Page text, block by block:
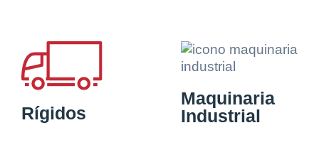
Rígidos
Maquinaria
Industrial